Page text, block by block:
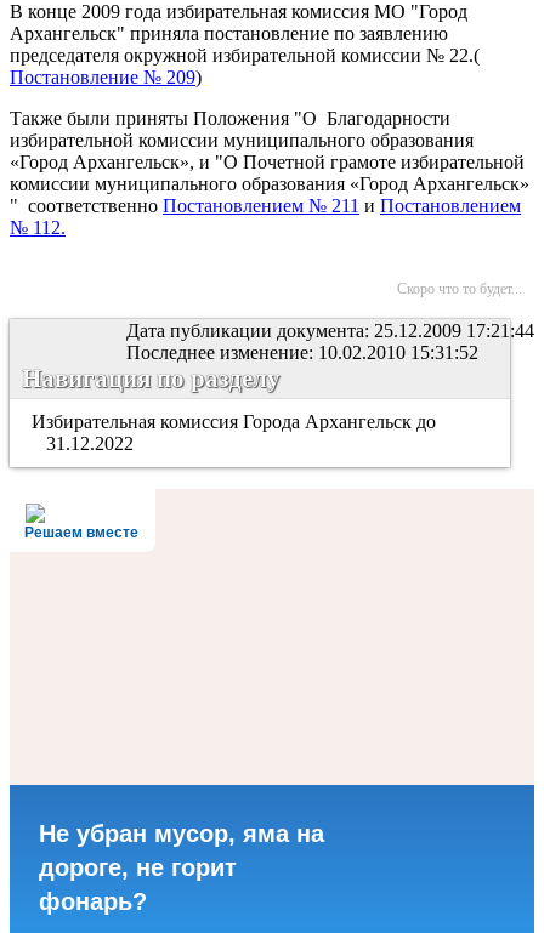
В конце 2009 года избирательная комиссия МО "Город
Архангельск" приняла постановление по заявлению
председателя окружной избирательной комиссии № 22.(
Постановление № 209)
Также были приняты Положения "О Благодарности
избирательной комиссии муниципального образования
«Город Архангельск», и "О Почетной грамоте избирательной
комиссии муниципального образования «Город Архангельск»
" соответственно Постановлением № 211 и Постановлением
№ 112.
Скоро что то будет...
Дата публикации документа: 25.12.2009 17:21:44
Последнее изменение: 10.02.2010 15:31:52
Навигация по разделу
Избирательная комиссия Города Архангельск до
31.12.2022
Решаем вместе
Не убран мусор, яма на
дороге, не горит
фонарь?